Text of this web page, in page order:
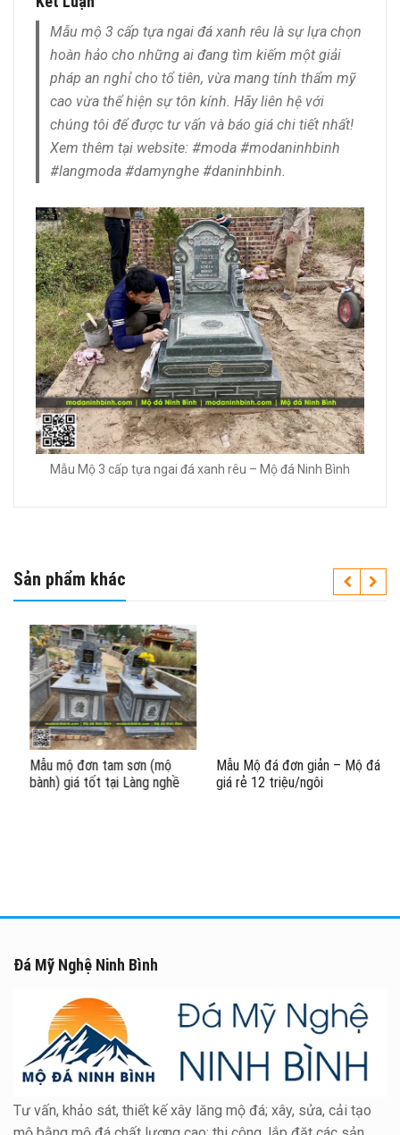
Mẫu mộ 3 cấp tựa ngai đá xanh rêu là sự lựa chọn
hoàn hảo cho những ai đang tìm kiếm một giải
pháp an nghỉ cho tổ tiên, vừa mang tính thẩm mỹ
cao vừa thể hiện sự tôn kính. Hãy liên hệ với
chúng tôi để được tư vấn và báo giá chi tiết nhất!
Xem thêm tại website: #moda #modaninhbinh
#langmoda #damynghe #daninhbinh.
Mẫu Mộ 3 cấp tựa ngai đá xanh rêu – Mộ đá Ninh Bình
Sản phẩm khác
Mẫu mộ đơn tam sơn (mộ
bành) giá tốt tại Làng nghề
Mẫu Mộ đá đơn giản – Mộ đá
giá rẻ 12 triệu/ngôi
Đá Mỹ Nghệ Ninh Bình
Tư vấn, khảo sát, thiết kế xây lăng mộ đá; xây, sửa, cải tạo